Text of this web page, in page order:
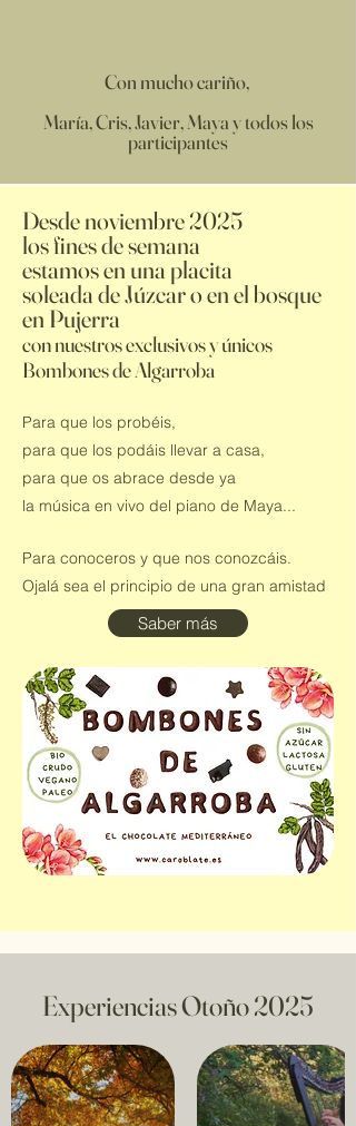
Con mucho cariño,
María, Cris, Javier, Maya y todos los
participantes
Desde noviembre 2025
los fines de semana
estamos en una placita
soleada de Júzcar o en el bosque
en Pujerra
con nuestros exclusivos y únicos
Bombones de Algarroba
Para que los probéis,
para que los podáis llevar a casa,
para que os abrace desde ya
la música en vivo del piano de Maya...
Para conoceros y que nos conozcáis.
Ojalá sea el principio de una gran amistad
Saber más
Experiencias Otoño 2025